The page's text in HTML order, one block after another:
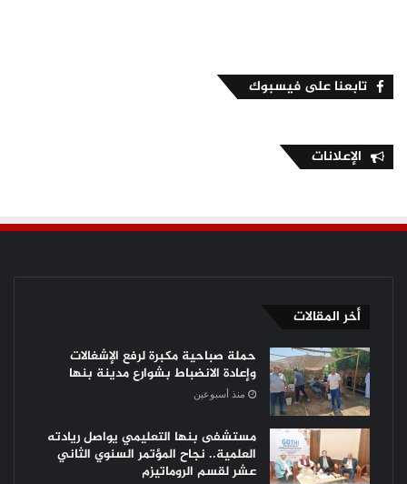
تابعنا على فيسبوك
الإعلانات
أخر المقالات
حملة صباحية مكبرة لرفع الإشغالات
وإعادة الانضباط بشوارع مدينة بنها
منذ أسبوعين
مستشفى بنها التعليمي يواصل ريادته
العلمية.. نجاح المؤتمر السنوي الثاني
عشر لقسم الروماتيزم